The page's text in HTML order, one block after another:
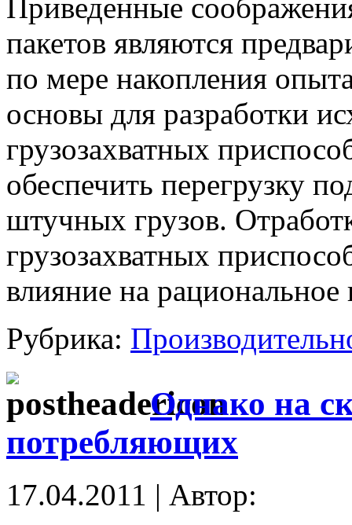
Приведенные
пакетов являются
по мере накопления
основы для разработки
грузозахватных
обеспечить перегрузку
штучных грузов.
грузозахватных
влияние на рациональное
Рубрика:
Однако на
потребляющих
17.04.2011 | Автор: